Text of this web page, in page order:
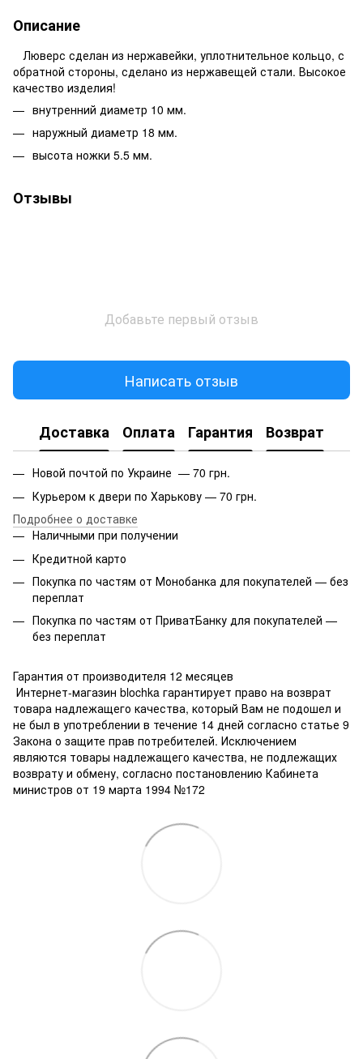
Описание
Люверс сделан из нержавейки, уплотнительное кольцо, с
обратной стороны, сделано из нержавещей стали. Высокое
качество изделия!
внутренний диаметр 10 мм.
наружный диаметр 18 мм.
высота ножки 5.5 мм.
Отзывы
Добавьте первый отзыв
Написать отзыв
Доставка Оплата Гарантия Возврат
Новой почтой по Украине — 70 грн.
Курьером к двери по Харькову — 70 грн.
Подробнее о доставке
Наличными при получении
Кредитной карто
Покупка по частям от Монобанка для покупателей — без
переплат
Покупка по частям от ПриватБанку для покупателей —
без переплат
Гарантия от производителя 12 месяцев
Интернет-магазин blochka гарантирует право на возврат
товара надлежащего качества, который Вам не подошел и
не был в употреблении в течение 14 дней согласно статье 9
Закона о защите прав потребителей. Исключением
являются товары надлежащего качества, не подлежащих
возврату и обмену, согласно постановлению Кабинета
министров от 19 марта 1994 №172